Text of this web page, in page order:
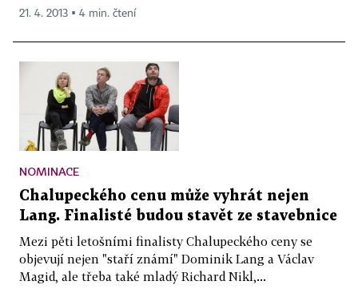
21. 4. 2013 ▪ 4 min. čtení
NOMINACE
Chalupeckého cenu může vyhrát nejen
Lang. Finalisté budou stavět ze stavebnice
Mezi pěti letošními finalisty Chalupeckého ceny se
objevují nejen "staří známí" Dominik Lang a Václav
Magid, ale třeba také mladý Richard Nikl,...